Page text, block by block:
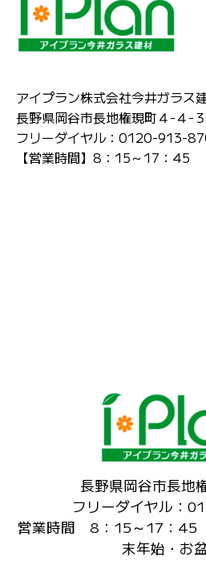
アイプラン株式会社今井ガラス
長野県岡谷市長地権現町４-４-３
フリーダイヤル：0120-913-
【営業時間】8：15～17：45
長野県岡谷市長地
フリーダイヤル：
営業時間 8：15～17：
末年始・お